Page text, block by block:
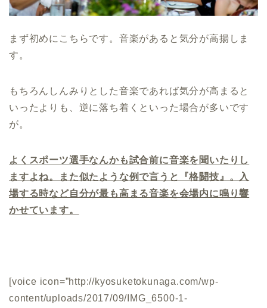
まず初めにこちらです。音楽があると気分が高揚しま
す。
もちろんしんみりとした音楽であれば気分が高まると
いったよりも、逆に落ち着くといった場合が多いです
が。
よくスポーツ選手なんかも試合前に音楽を聞いたりし
ますよね。また似たような例で言うと『格闘技』。入
場する時など自分が最も高まる音楽を会場内に鳴り響
かせています。
[voice icon=”http://kyosuketokunaga.com/wp-
content/uploads/2017/09/IMG_6500-1-